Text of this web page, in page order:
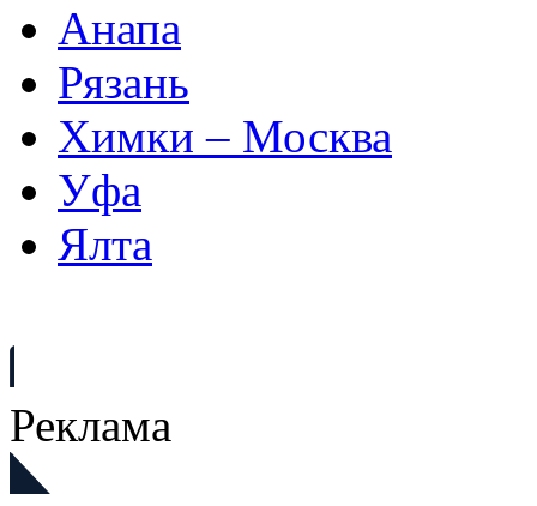
Анапа
Рязань
Химки – Москва
Уфа
Ялта
Реклама